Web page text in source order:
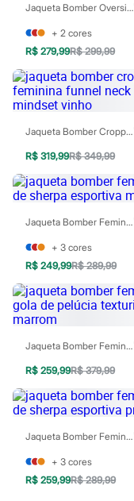
Casacos e Jaquetas
Jeans
Moda esportiva
Shorts e Saias
Vestidos
Masculino
Em alta
Dia dos Pais
Inverno
Novidades
Roupas
Camisas
Calças
Casacos e Jaquetas
Jeans
Polos
Acessórios
Bolsas e Mochilas
Chapéus e Bonés
Cintos
Carteiras
Óculos
Relógios
Calçados
Chinelos
Sapatos
Tênis
Moda esportiva
Acessórios
Bermudas
Jaqueta Bomber Oversized Feminina Bordada Verde
+ 2 cores
R$ 279,99R$ 299,99
Jaqueta Bomber Cropped Feminina Funnel Neck Mindset Vinho
R$ 319,99R$ 349,99
Jaqueta Bomber Feminina De Sherpa Esportiva Marrom
+ 3 cores
R$ 249,99R$ 289,99
Jaqueta Bomber Feminina Gola De Pelúcia Texturizada Marrom
R$ 259,99R$ 379,99
Jaqueta Bomber Feminina De Sherpa Esportiva Preta
+ 3 cores
R$ 259,99R$ 289,99